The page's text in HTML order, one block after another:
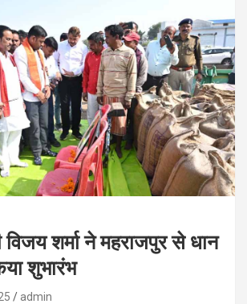
शर्मा ने महराजपुर से धान
शुभारंभ
admin